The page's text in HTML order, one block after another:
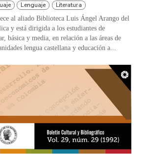
Lenguaje Literatura
al aliado Biblioteca Luis Ángel Arango del
y está dirigida a los estudiantes de
básica y media, en relación a las áreas de
lengua castellana y educación a...